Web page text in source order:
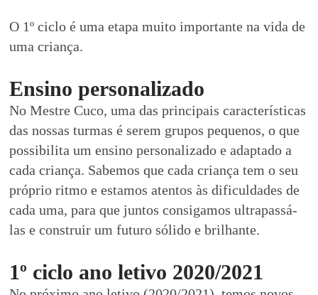
O 1º ciclo é uma etapa muito importante na vida de
uma criança.
Ensino personalizado
No Mestre Cuco, uma das principais características
das nossas turmas é serem grupos pequenos, o que
possibilita um ensino personalizado e adaptado a
cada criança. Sabemos que cada criança tem o seu
próprio ritmo e estamos atentos às dificuldades de
cada uma, para que juntos consigamos ultrapassá-
las e construir um futuro sólido e brilhante.
1º ciclo ano letivo 2020/2021